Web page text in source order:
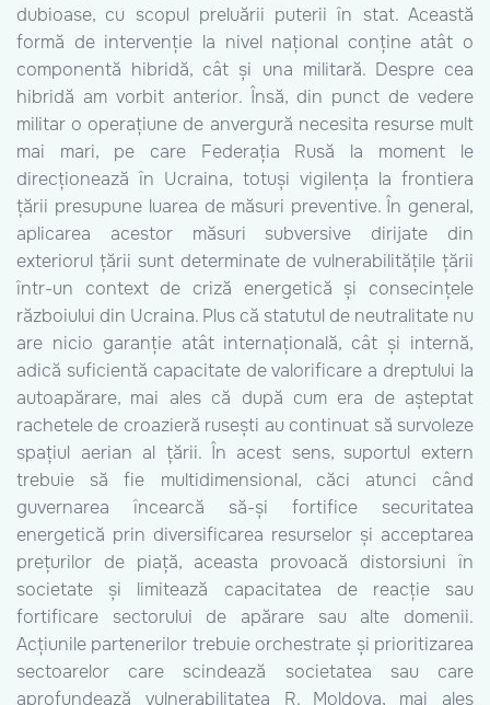
dubioase, cu scopul preluării puterii în stat. Această
formă de intervenție la nivel național conține atât o
componentă hibridă, cât și una militară. Despre cea
hibridă am vorbit anterior. Însă, din punct de vedere
militar o operațiune de anvergură necesita resurse mult
mai mari, pe care Federația Rusă la moment le
direcționează în Ucraina, totuși vigilența la frontiera
țării presupune luarea de măsuri preventive. În general,
aplicarea acestor măsuri subversive dirijate din
exteriorul țării sunt determinate de vulnerabilitățile țării
într-un context de criză energetică și consecințele
războiului din Ucraina. Plus că statutul de neutralitate nu
are nicio garanție atât internațională, cât și internă,
adică suficientă capacitate de valorificare a dreptului la
autoapărare, mai ales că după cum era de așteptat
rachetele de croazieră rusești au continuat să survoleze
spațiul aerian al țării. În acest sens, suportul extern
trebuie să fie multidimensional, căci atunci când
guvernarea încearcă să-și fortifice securitatea
energetică prin diversificarea resurselor și acceptarea
prețurilor de piață, aceasta provoacă distorsiuni în
societate și limitează capacitatea de reacție sau
fortificare sectorului de apărare sau alte domenii.
Acțiunile partenerilor trebuie orchestrate și prioritizarea
sectoarelor care scindează societatea sau care
aprofundează vulnerabilitatea R. Moldova, mai ales